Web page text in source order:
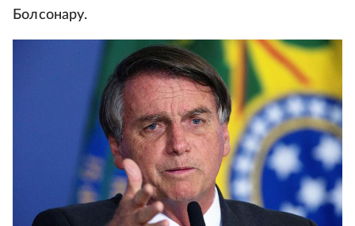
Болсонару.